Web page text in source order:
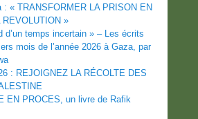
: « TRANSFORMER LA PRISON EN
REVOLUTION »
d’un temps incertain » – Les écrits
mois de l’année 2026 à Gaza, par
: REJOIGNEZ LA RÉCOLTE DES
EN PROCES, un livre de Rafik